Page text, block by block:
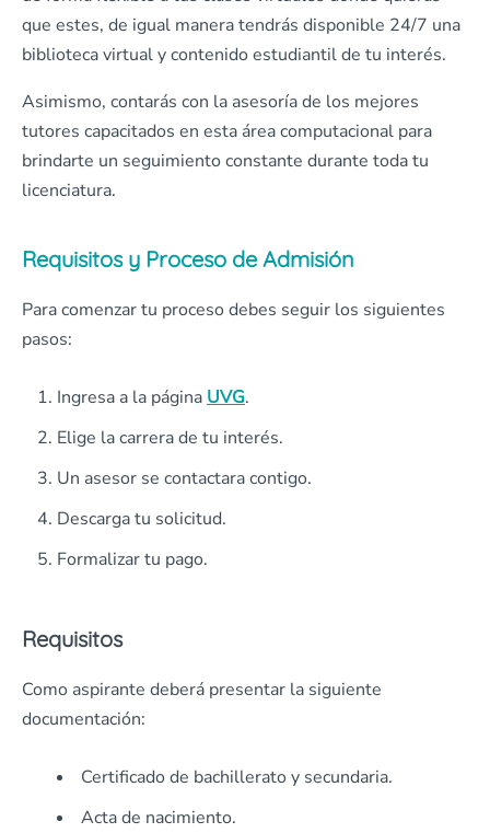
que estes, de igual manera tendrás disponible 24/7 una
biblioteca virtual y contenido estudiantil de tu interés.
Asimismo, contarás con la asesoría de los mejores
tutores capacitados en esta área computacional para
brindarte un seguimiento constante durante toda tu
licenciatura.
Requisitos y Proceso de Admisión
Para comenzar tu proceso debes seguir los siguientes
pasos:
Ingresa a la página UVG.
Elige la carrera de tu interés.
Un asesor se contactara contigo.
Descarga tu solicitud.
Formalizar tu pago.
Requisitos
Como aspirante deberá presentar la siguiente
documentación:
Certificado de bachillerato y secundaria.
Acta de nacimiento.